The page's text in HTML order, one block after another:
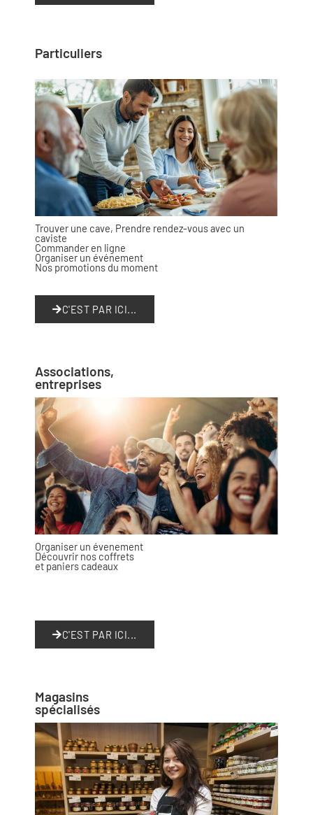
Particuliers
Trouver une cave, Prendre rendez-vous avec un
caviste
Commander en ligne
Organiser un événement
Nos promotions du moment
C'EST PAR ICI...
Associations,
entreprises
Organiser un évenement
Découvrir nos coffrets
et paniers cadeaux
C'EST PAR ICI...
Magasins
spécialisés